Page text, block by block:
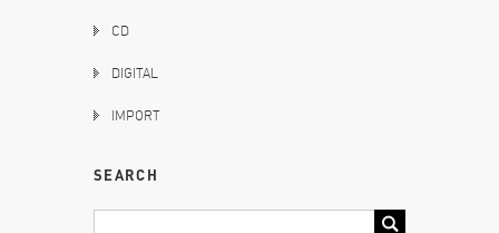
CD
DIGITAL
IMPORT
SEARCH